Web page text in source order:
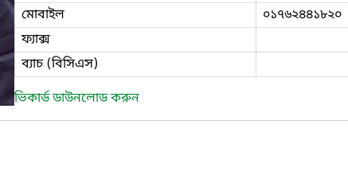
মোবাইল
০১৭৬২৪৪১৮২০
ফ্যাক্স
ব্যাচ (বিসিএস)
ভিকার্ড ডাউনলোড করুন